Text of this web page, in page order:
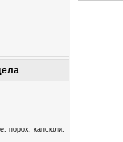
порох, капсюли,